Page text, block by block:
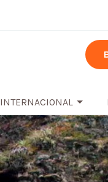
INTERNACIONAL